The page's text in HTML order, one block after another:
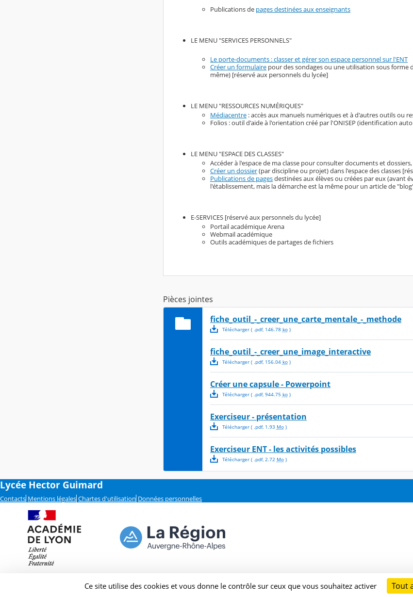
Publications de pages destinées aux enseignants
LE MENU "SERVICES PERSONNELS"
Le porte-documents : classer et gérer son espace personnel sur l'ENT
Créer un formulaire pour des sondages ou une utilisation sous forme
même) [réservé aux personnels du lycée]
LE MENU "RESSOURCES NUMÉRIQUES"
Médiacentre : accès aux manuels numériques et à d'autres outils ou
Folios : outil d'aide à l'orientation créé par l'ONISEP (identification
LE MENU "ESPACE DES CLASSES"
Accéder à l'espace de ma classe pour consulter documents et
Créer un dossier(par discipline ou projet) dans l'espace des classes
Publications de pagesdestinées aux élèves ou créées par eux (avant
l'établissement, mais la démarche est la même pour un article de
E-SERVICES [réservé aux personnels du lycée]
Portail académique Arena
Webmail académique
Outils académiques de partages de fichiers
Pièces jointes
fiche_outil_-_creer_une_carte_mentale_-_methode
Télécharger( .pdf, 146.78 ko)
fiche_outil_-_creer_une_image_interactive
Télécharger( .pdf, 156.04 ko)
Créer une capsule - Powerpoint
Télécharger( .pdf, 944.75 ko)
Exerciseur - présentation
Télécharger( .pdf, 1.93 Mo)
Exerciseur ENT - les activités possibles
Télécharger( .pdf, 2.72 Mo)
Lycée Hector Guimard
Contacts Mentions légales Chartes d'utilisation Données personnelles
Ce site utilise des cookies et vous donne le contrôle sur ceux que vous souhaitez activer Tout